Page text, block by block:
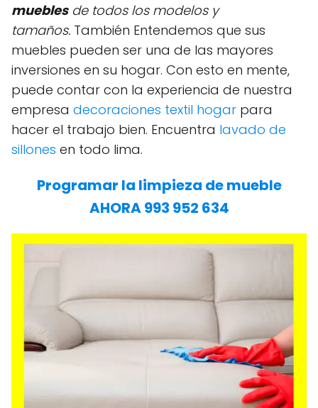
mueblesde todos los modelos y
tamaños. También Entendemos que sus
muebles pueden ser una de las mayores
inversiones en su hogar. Con esto en mente,
puede contar con la experiencia de nuestra
empresa decoraciones textil hogar para
hacer el trabajo bien. Encuentra lavado de
sillones en todo lima.
Programar la limpieza de mueble
AHORA 993 952 634